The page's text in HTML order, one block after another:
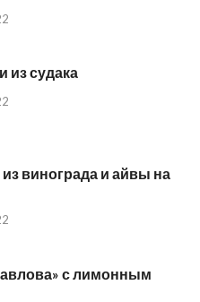
из судака
винограда и айвы на
с лимонным